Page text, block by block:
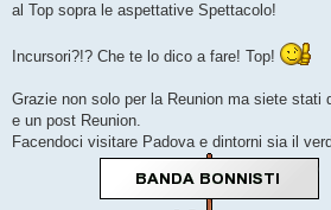
al Top sopra le aspettative Spettacolo!
Incursori?!? Che te lo dico a fare! Top!
Grazie non solo per la Reunion ma siete stati
e un post Reunion.
Facendoci visitare Padova e dintorni sia il